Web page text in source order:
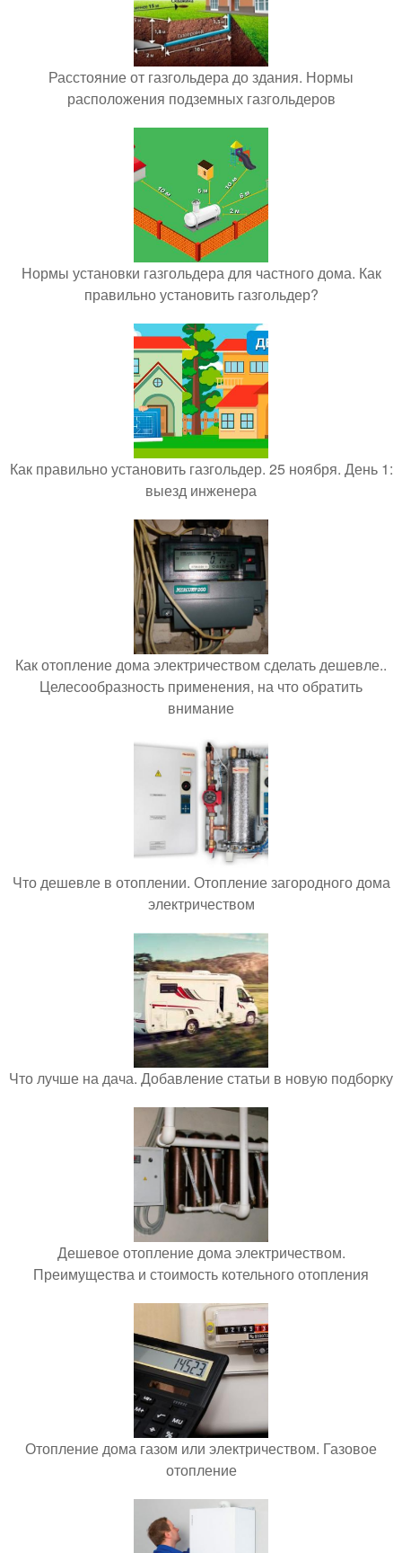
Расстояние от газгольдера до здания. Нормы
расположения подземных газгольдеров
Нормы установки газгольдера для частного дома. Как
правильно установить газгольдер?
Как правильно установить газгольдер. 25 ноября. День 1:
выезд инженера
Как отопление дома электричеством сделать дешевле..
Целесообразность применения, на что обратить
внимание
Что дешевле в отоплении. Отопление загородного дома
электричеством
Что лучше на дача. Добавление статьи в новую подборку
Дешевое отопление дома электричеством.
Преимущества и стоимость котельного отопления
Отопление дома газом или электричеством. Газовое
отопление